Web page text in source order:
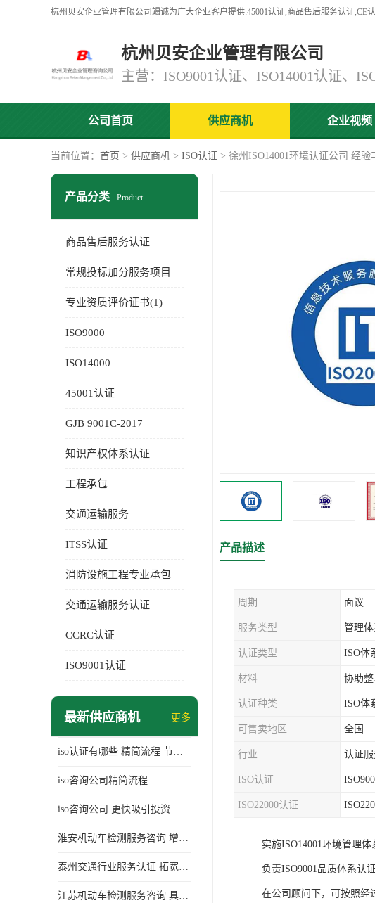
杭州贝安企业管理有限公司
公司首页 供应商机 企业视频
当前位置： 首页 > 供应商机 > ISO认证 > 徐州ISO14001环境认证公司 经验
产品分类 Product
商品售后服务认证
常规投标加分服务项目
专业资质评价证书(1)
ISO9000
ISO14000
45001认证
GJB 9001C-2017
知识产权体系认证
工程承包
交通运输服务
ITSS认证
消防设施工程专业承包
交通运输服务认证
CCRC认证
ISO9001认证
最新供应商机 更多
iso认证有哪些 精简流程 节省企业运营成本
iso咨询公司精简流程
iso咨询公司 更快吸引投资 节省企业运营成本
淮安机动车检测服务咨询 增加竞争力 可获得更多业务机会
泰州交通行业服务认证 拓宽可业务范围 提高客户对企业满意度
江苏机动车检测服务咨询 具有社会效益 是企业综合实力的体现
产品描述
周期 面议
服务类型 管理
认证类型 ISO体
材料 协助整
认证种类 ISO体
可售卖地区 全国
行业 认证
ISO认证
ISO22000认证
实施ISO14001环境管理
负责ISO9001品质体系认
在公司顾问下，可按照经